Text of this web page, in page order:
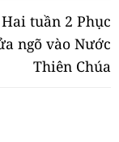
tuần 2 Phục
ngõ vào Nước
Thiên Chúa